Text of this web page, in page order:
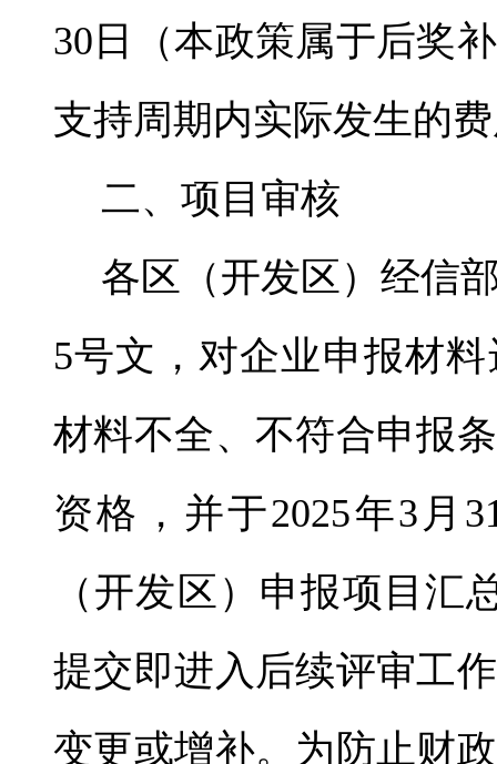
30日（本政策属于后奖
支持周期内实际发生的
二、项目审核
各区（开发区）经信
5号文，对企业申报材
材料不全、不符合申报
资格，并于2025年3月
（开发区）申报项目汇
提交即进入后续评审工
变更或增补。为防止财